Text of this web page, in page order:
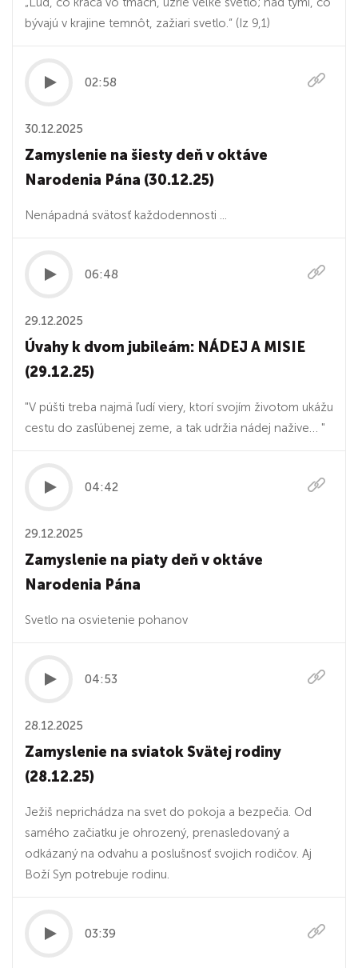
bývajú v krajine temnôt, zažiari svetlo.“ (Iz 9,1)
02:58
30.12.2025
Zamyslenie na šiesty deň v oktáve
Narodenia Pána (30.12.25)
Nenápadná svätosť každodennosti ...
06:48
29.12.2025
Úvahy k dvom jubileám: NÁDEJ A MISIE
(29.12.25)
"V púšti treba najmä ľudí viery, ktorí svojím životom ukážu
cestu do zasľúbenej zeme, a tak udržia nádej nažive… "
04:42
29.12.2025
Zamyslenie na piaty deň v oktáve
Narodenia Pána
Svetlo na osvietenie pohanov
04:53
28.12.2025
Zamyslenie na sviatok Svätej rodiny
(28.12.25)
Ježiš neprichádza na svet do pokoja a bezpečia. Od
samého začiatku je ohrozený, prenasledovaný a
odkázaný na odvahu a poslušnosť svojich rodičov. Aj
Boží Syn potrebuje rodinu.
03:39